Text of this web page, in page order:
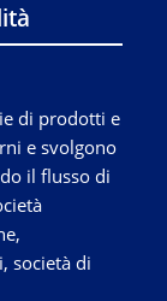
di prodotti e
e svolgono
il flusso di
società di